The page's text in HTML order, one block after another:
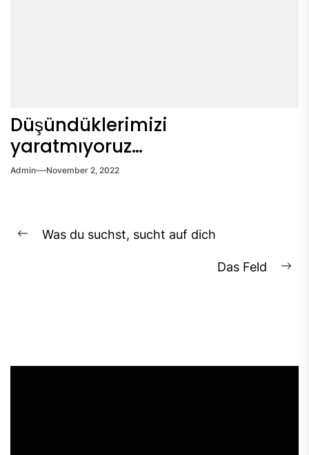
Düşündüklerimizi
yaratmıyoruz…
Admin November 2, 2022
Post
Previous
Was du suchst, sucht auf dich
Das Feld